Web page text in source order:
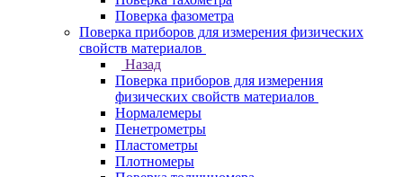
Поверка фазометра
Поверка приборов для измерения физических
свойств материалов
Назад
Поверка приборов для измерения
физических свойств материалов
Нормалемеры
Пенетрометры
Пластометры
Плотномеры